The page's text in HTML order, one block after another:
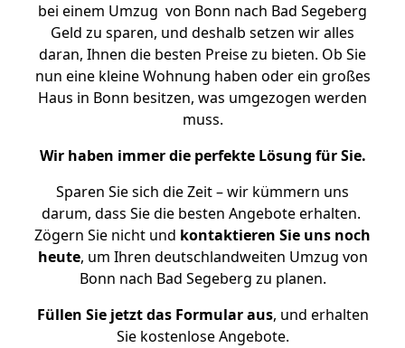
bei einem Umzug von Bonn nach Bad Segeberg
Geld zu sparen, und deshalb setzen wir alles
daran, Ihnen die besten Preise zu bieten. Ob Sie
nun eine kleine Wohnung haben oder ein großes
Haus in Bonn besitzen, was umgezogen werden
muss.
Wir haben immer die perfekte Lösung für Sie.
Sparen Sie sich die Zeit – wir kümmern uns
darum, dass Sie die besten Angebote erhalten.
Zögern Sie nicht und kontaktieren Sie uns noch
heute, um Ihren deutschlandweiten Umzug von
Bonn nach Bad Segeberg zu planen.
Füllen Sie jetzt das Formular aus, und erhalten
Sie kostenlose Angebote.